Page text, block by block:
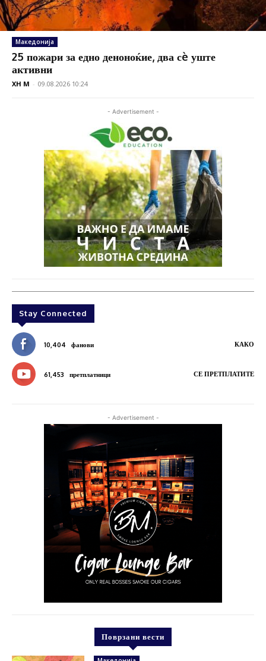
Македонија
25 пожари за едно деноноќие, два сè уште
активни
XH M - 09.08.2026 10:24
- Advertisement -
Stay Connected
10,404 фанови КАКО
61,453 претплатници СЕ ПРЕТПЛАТИТЕ
- Advertisement -
Поврзани вести